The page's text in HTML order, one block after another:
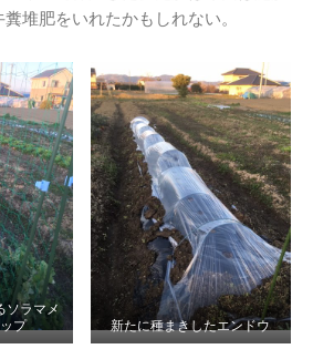
堆肥をいれたかもしれない。
ソラマメ
プ
新たに種まきしたエンドウ